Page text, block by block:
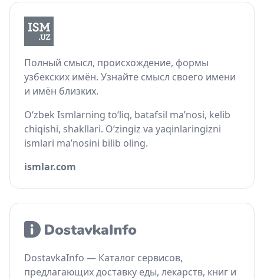
Полный смысл, происхождение, формы
узбекских имён. Узнайте смысл своего имени
и имён близких.
O‘zbek Ismlarning to‘liq, batafsil ma’nosi, kelib
chiqishi, shakllari. O‘zingiz va yaqinlaringizni
ismlari ma’nosini bilib oling.
ismlar.com
DostavkaInfo — Каталог сервисов,
предлагающих доставку еды, лекарств, книг и